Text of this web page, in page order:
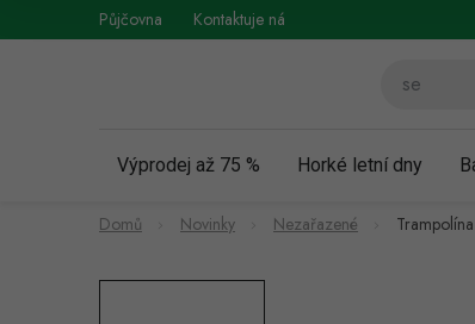
na
Půjčovna Kontaktuje nás
Výprodej až 75 % Horké letní dny
Domů Novinky Nezařazené